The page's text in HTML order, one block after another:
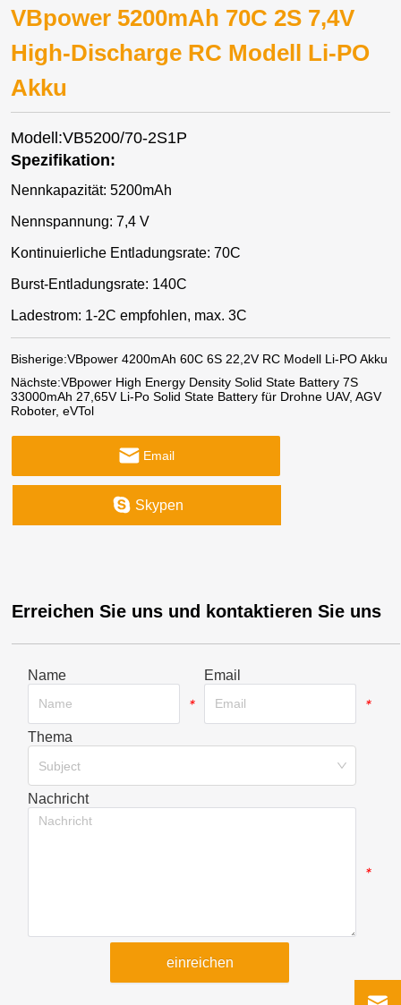
VBpower 5200mAh 70C 2S 7,4V
High-Discharge RC Modell Li-PO
Akku
Modell:VB5200/70-2S1P
Spezifikation:
Nennkapazität: 5200mAh
Nennspannung: 7,4 V
Kontinuierliche Entladungsrate: 70C
Burst-Entladungsrate: 140C
Ladestrom: 1-2C empfohlen, max. 3C
Bisherige:VBpower 4200mAh 60C 6S 22,2V RC Modell Li-PO Akku
Nächste:VBpower High Energy Density Solid State Battery 7S
33000mAh 27,65V Li-Po Solid State Battery für Drohne UAV, AGV
Roboter, eVTol
Email
Skypen
Erreichen Sie uns und kontaktieren Sie uns
Name
*
Email
*
Thema
Subject
Nachricht
*
einreichen